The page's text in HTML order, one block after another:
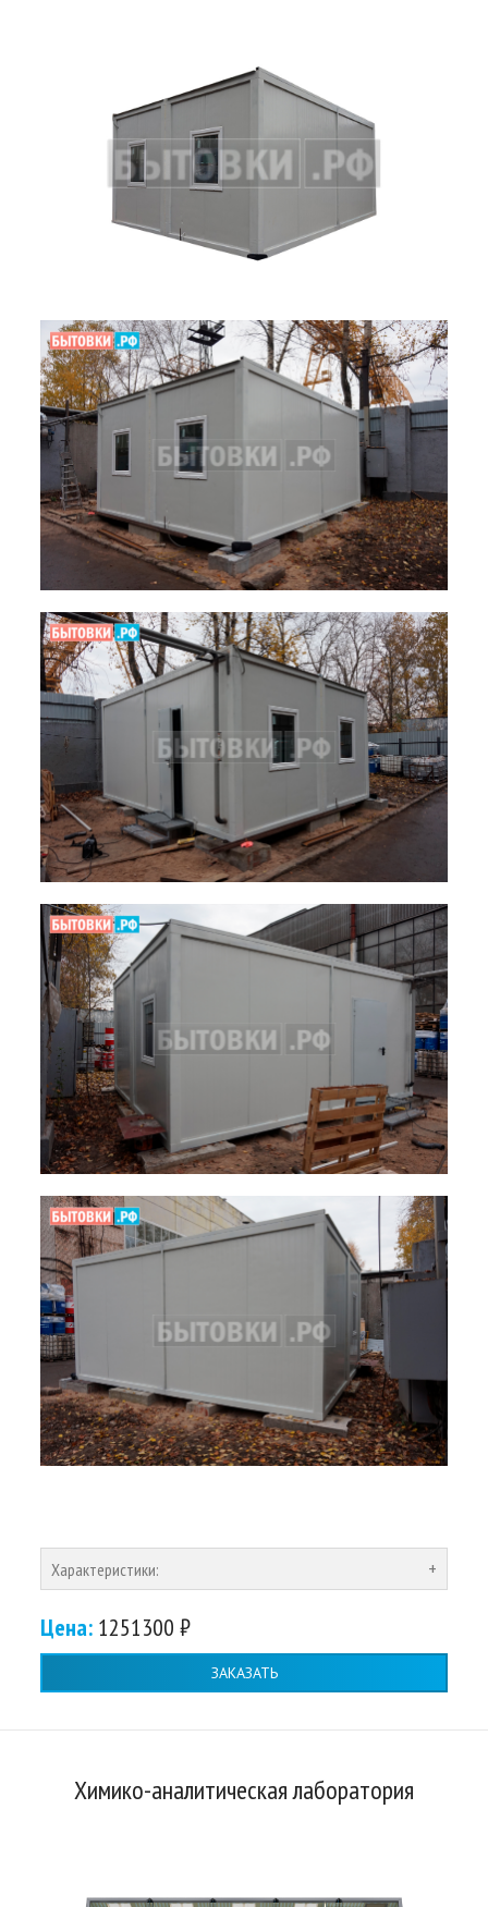
Характеристики:
Цена: 1251300 ₽
ЗАКАЗАТЬ
Химико-аналитическая лаборатория